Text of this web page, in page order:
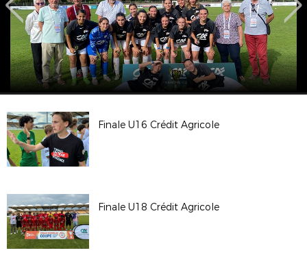
Finale U16 Crédit Agricole
Finale U18 Crédit Agricole